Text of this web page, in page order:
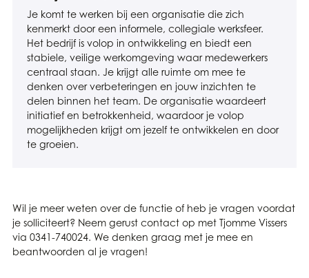
Je komt te werken bij een organisatie die zich
kenmerkt door een informele, collegiale werksfeer.
Het bedrijf is volop in ontwikkeling en biedt een
stabiele, veilige werkomgeving waar medewerkers
centraal staan. Je krijgt alle ruimte om mee te
denken over verbeteringen en jouw inzichten te
delen binnen het team. De organisatie waardeert
initiatief en betrokkenheid, waardoor je volop
mogelijkheden krijgt om jezelf te ontwikkelen en door
te groeien.
Wil je meer weten over de functie of heb je vragen voordat
je solliciteert? Neem gerust contact op met Tjomme Vissers
via 0341-740024. We denken graag met je mee en
beantwoorden al je vragen!